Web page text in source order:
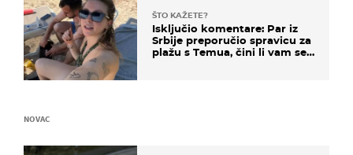
ŠTO KAŽETE?
Isključio komentare: Par iz
Srbije preporučio spravicu za
plažu s Temua, čini li vam se
NOVAC